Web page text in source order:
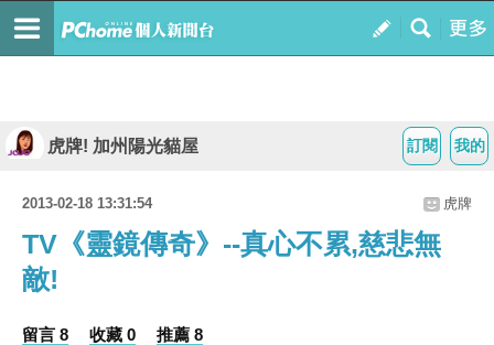
我的
訂閱
虎牌! 加州陽光貓屋
2013-02-18 13:31:54 虎牌
TV《靈鏡傳奇》--真心不累,慈悲無
敵!
留言 8 收藏 0 推薦 8